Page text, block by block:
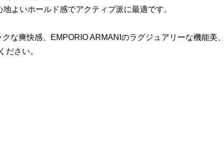
よいホールド感でアクティブ派に最適です。
な爽快感、EMPORIO ARMANIのラグジュアリーな機能
ださい。